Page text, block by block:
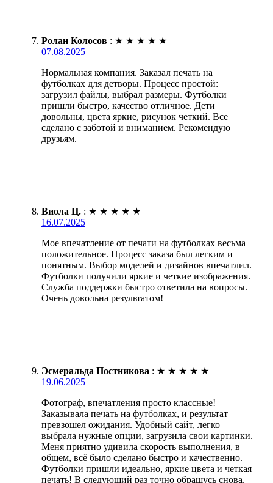
Ролан Колосов : ★ ★ ★ ★ ★
07.08.2025
Нормальная компания. Заказал печать на
футболках для детворы. Процесс простой:
загрузил файлы, выбрал размеры. Футболки
пришли быстро, качество отличное. Дети
довольны, цвета яркие, рисунок четкий. Все
сделано с заботой и вниманием. Рекомендую
друзьям.
Виола Ц. : ★ ★ ★ ★ ★
16.07.2025
Мое впечатление от печати на футболках весьма
положительное. Процесс заказа был легким и
понятным. Выбор моделей и дизайнов впечатлил.
Футболки получили яркие и четкие изображения.
Служба поддержки быстро ответила на вопросы.
Очень довольна результатом!
Эсмеральда Постникова : ★ ★ ★ ★ ★
19.06.2025
Фотограф, впечатления просто классные!
Заказывала печать на футболках, и результат
превзошел ожидания. Удобный сайт, легко
выбрала нужные опции, загрузила свои картинки.
Меня приятно удивила скорость выполнения, в
общем, всё было сделано быстро и качественно.
Футболки пришли идеально, яркие цвета и четкая
печать! В следующий раз точно обращусь снова.